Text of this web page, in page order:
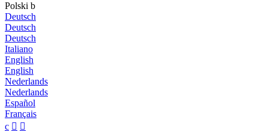
Polski b
Deutsch
Deutsch
Deutsch
Italiano
English
English
Nederlands
Nederlands
Español
Français
c  